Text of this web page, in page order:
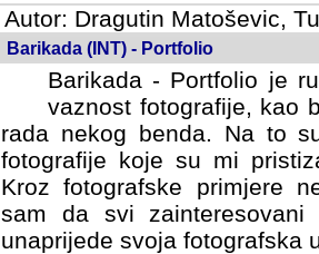
Autor: Dragutin Matoševic,
Barikada (INT) - Portfolio
Barikada - Portfolio je
vaznost fotografije, kao
rada nekog benda. Na to
fotografije koje su mi
fotografske primjere
svi zainteresovani
svoja fotografska umijeca.